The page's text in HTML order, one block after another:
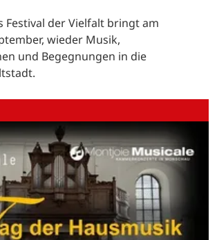
Festival der Vielfalt bringt am
wieder Musik,
und Begegnungen in die